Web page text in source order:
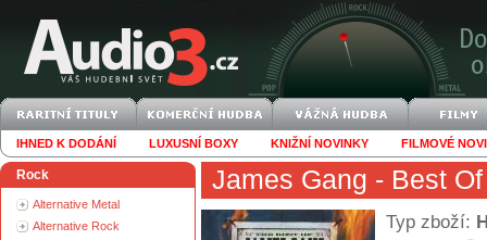
IHNED K DODÁNÍ LUXUSNÍ BOXY KNIŽNÍ NOVINKY FILMOVÉ
Rock
Alternative Metal
Alternative Rock
James Gang - Best Of
Typ zboží: